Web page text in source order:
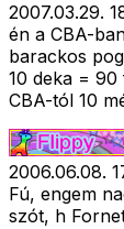
2007.03.29.
én a CBA-
barackos
10 deka = 90
CBA-tól 10
2006.06.08.
Fú, engem
szót, h